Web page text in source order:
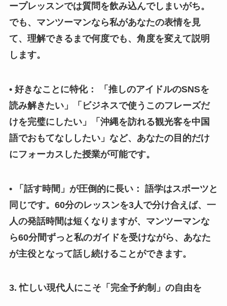
ープレッスンでは質問を飲み込んでしまいがち。
でも、マンツーマンなら私があなたの表情を見
て、理解できるまで何度でも、角度を変えて説明
します。
• 好きなことに特化： 「推しのアイドルのSNSを
読み解きたい」「ビジネスで使うこのフレーズだ
けを完璧にしたい」「沖縄を訪れる観光客を中国
語でおもてなししたい」など、あなたの目的だけ
にフォーカスした授業が可能です。
• 「話す時間」が圧倒的に長い： 語学はスポーツと
同じです。60分のレッスンを3人で分け合えば、一
人の発話時間は短くなりますが、マンツーマンな
ら60分間ずっと私のガイドを受けながら、あなた
が主役となって話し続けることができます。
3. 忙しい現代人にこそ「完全予約制」の自由を